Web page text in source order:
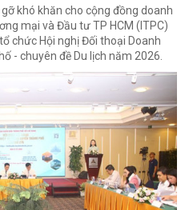
khó khăn cho cộng đồng doanh
mại và Đầu tư TP HCM (ITPC)
chức Hội nghị Đối thoại Doanh
- chuyên đề Du lịch năm 2026.